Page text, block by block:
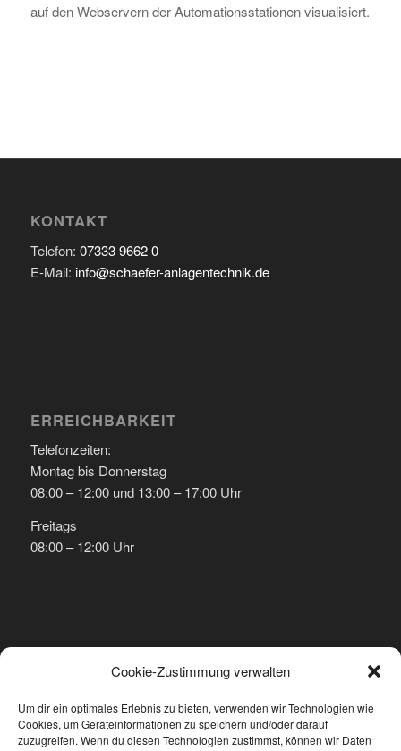
Cookie-Zustimmung verwalten
Um dir ein optimales Erlebnis zu bieten, verwenden wir Technologien wie
Cookies, um Geräteinformationen zu speichern und/oder darauf
zuzugreifen. Wenn du diesen Technologien zustimmst, können wir Daten
auf den Webservern der Automationsstationen visualisiert.
KONTAKT
Telefon: 07333 9662 0
E-Mail: info@schaefer-anlagentechnik.de
ERREICHBARKEIT
Telefonzeiten:
Montag bis Donnerstag
08:00 – 12:00 und 13:00 – 17:00 Uhr
Freitags
08:00 – 12:00 Uhr
Im Runs 12
72589 Westerheim